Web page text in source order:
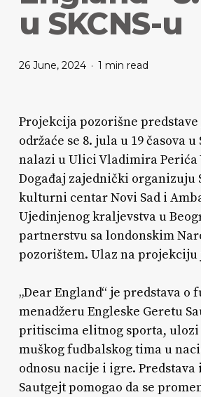
u SKCNS-u
26 June, 2024 1 min read
Projekcija pozorišne predstave
održaće se 8. jula u 19 časova u
nalazi u Ulici Vladimira Perića
Događaj zajednički organizuju
kulturni centar Novi Sad i
Ujedinjenog kraljevstva u
partnerstvu sa londonskim
pozorištem. Ulaz na projekciju
„Dear England“ je predstava o
menadžeru Engleske Geretu
pritiscima elitnog sporta,
muškog fudbalskog tima u
odnosu nacije i igre. Predstava
Sautgejt pomogao da se